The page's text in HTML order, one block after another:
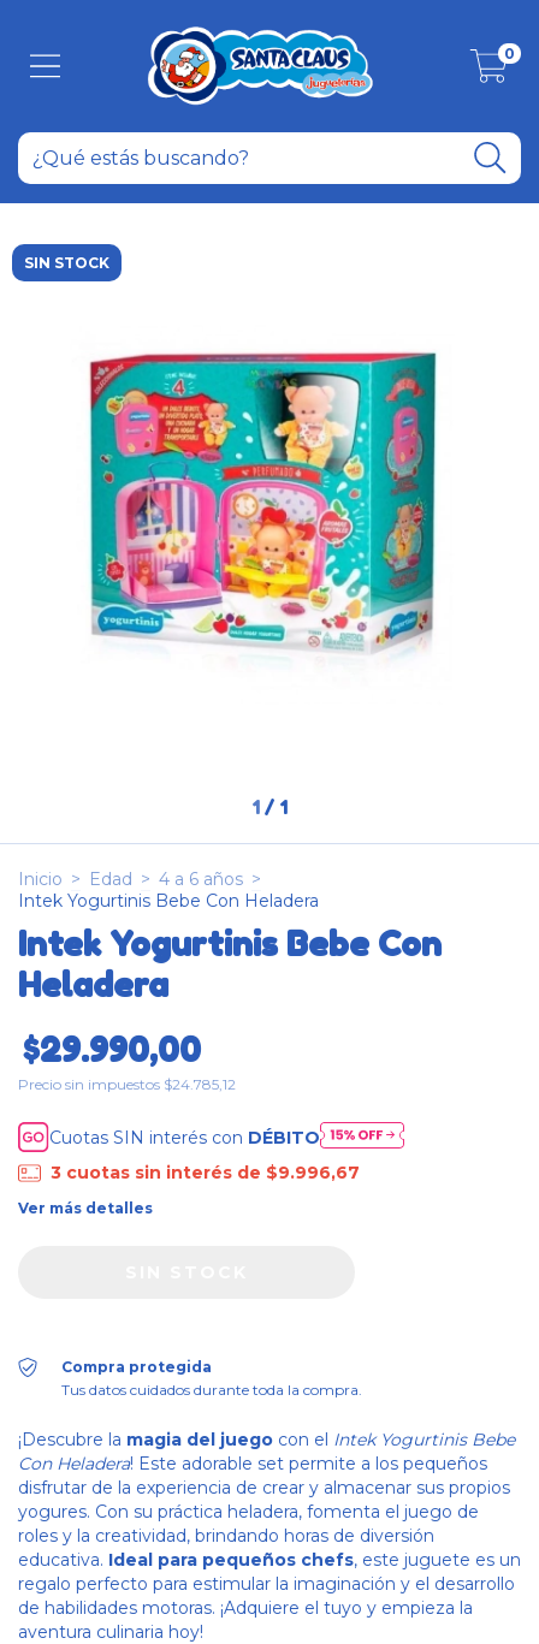
0
SIN STOCK
1 / 1
Inicio > Edad > 4 a 6 años >
Intek Yogurtinis Bebe Con Heladera
Intek Yogurtinis Bebe Con
Heladera
$29.990,00
Precio sin impuestos $24.785,12
Cuotas SIN interés con DÉBITO
3 cuotas sin interés de $9.996,67
Ver más detalles
Compra protegida
Tus datos cuidados durante toda la compra.
¡Descubre la magia del juego con el Intek Yogurtinis Bebe
Con Heladera! Este adorable set permite a los pequeños
disfrutar de la experiencia de crear y almacenar sus propios
yogures. Con su práctica heladera, fomenta el juego de
roles y la creatividad, brindando horas de diversión
educativa. Ideal para pequeños chefs, este juguete es un
regalo perfecto para estimular la imaginación y el desarrollo
de habilidades motoras. ¡Adquiere el tuyo y empieza la
aventura culinaria hoy!